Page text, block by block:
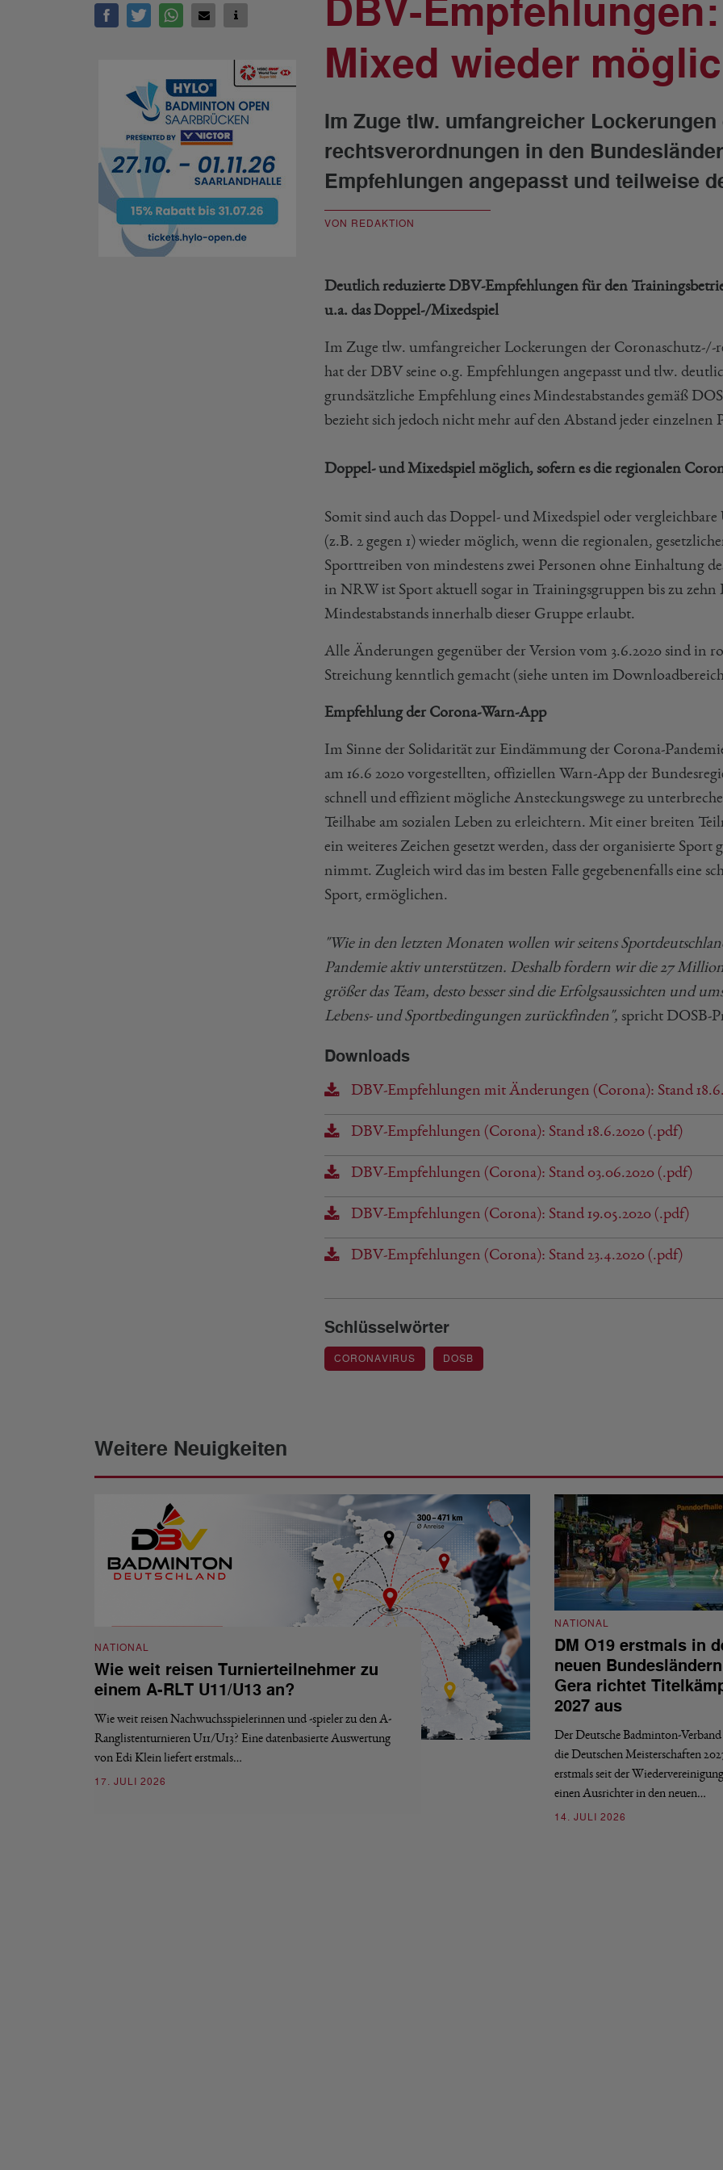
DBV-
Mixed wieder
Im Zuge tlw. umfangreicher
rechtsverordnungen in den
Empfehlungen angepasst und teilweise
VON REDAKTION
Deutlich reduzierte DBV-Empfehlungen für den
u.a. das Doppel-/Mixedspiel
Im Zuge tlw. umfangreicher Lockerungen der
hat der DBV seine o.g. Empfehlungen angepasst und tlw.
grundsätzliche Empfehlung eines Mindestabstandes gemäß
bezieht sich jedoch nicht mehr auf den Abstand jeder einzelnen
Doppel- und Mixedspiel möglich, sofern es die regionalen
Somit sind auch das Doppel- und Mixedspiel oder
(z.B. 2 gegen 1) wieder möglich, wenn die regionalen,
Sporttreiben von mindestens zwei Personen ohne Einhaltung
in NRW ist Sport aktuell sogar in Trainingsgruppen bis zu zehn
Mindestabstands innerhalb dieser Gruppe erlaubt.
Alle Änderungen gegenüber der Version vom 3.6.2020 sind in
Streichung kenntlich gemacht (siehe unten im
Empfehlung der Corona-Warn-App
Im Sinne der Solidarität zur Eindämmung der Corona-
am 16.6 2020 vorgestellten, offiziellen Warn-App der
schnell und effizient mögliche Ansteckungswege zu
Teilhabe am sozialen Leben zu erleichtern. Mit einer breiten
ein weiteres Zeichen gesetzt werden, dass der organisierte
nimmt. Zugleich wird das im besten Falle gegebenenfalls eine
Sport, ermöglichen.
"Wie in den letzten Monaten wollen wir seitens
Pandemie aktiv unterstützen. Deshalb fordern wir die 27
größer das Team, desto besser sind die Erfolgsaussichten und
Lebens- und Sportbedingungen zurückfinden", spricht DOSB-
Downloads
DBV-Empfehlungen mit Änderungen (Corona): Stand
DBV-Empfehlungen (Corona): Stand 18.6.2020 (.pdf)
DBV-Empfehlungen (Corona): Stand 03.06.2020 (.pdf)
DBV-Empfehlungen (Corona): Stand 19.05.2020 (.pdf)
DBV-Empfehlungen (Corona): Stand 23.4.2020 (.pdf)
Schlüsselwörter
CORONAVIRUS DOSB
Weitere Neuigkeiten
NATIONAL
Wie weit reisen Turnierteilnehmer zu
einem A-RLT U11/U13 an?
Wie weit reisen Nachwuchsspielerinnen und -spieler zu den A-
Ranglistenturnieren U11/U13? Eine datenbasierte Auswertung
von Edi Klein liefert erstmals…
17. JULI 2026
NATIONAL
DM O19 erstmals in
neuen
Gera richtet
2027 aus
Der Deutsche Badminton-
die Deutschen Meisterschaften
erstmals seit der
einen Ausrichter in den neuen…
14. JULI 2026